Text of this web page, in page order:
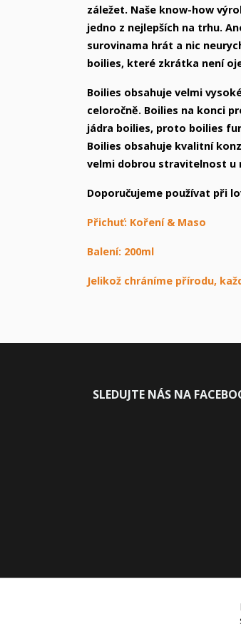
záležet. Naše know-how
jedno z nejlepších na trhu.
surovinama hrát a nic
boilies, které zkrátka není
Boilies obsahuje velmi
celoročně. Boilies na konci
jádra boilies, proto boilies
Boilies obsahuje kvalitní
velmi dobrou stravitelnost u
Doporučujeme používat při
Přichuť: Koření & Maso
Balení: 200ml
Jelikož chráníme přírodu,
SLEDUJTE NÁS NA